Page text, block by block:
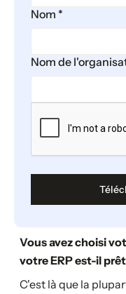
Vous avez choisi
votre ERP est-il
C'est là que la
Nom *
Nom de